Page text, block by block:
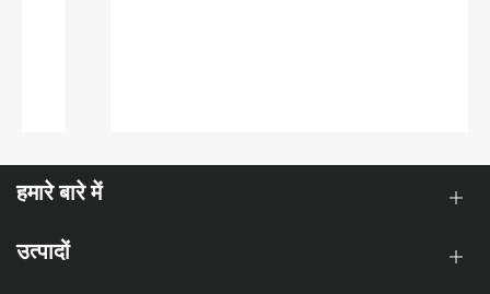
हमारे बारे में
उत्पादों